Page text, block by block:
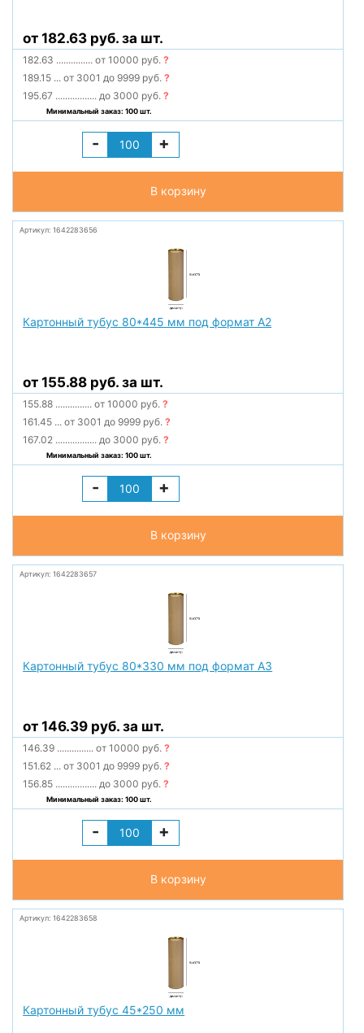
от 182.63 руб. за шт.
182.63 ............... от 10000 руб.?
189.15 ... от 3001 до 9999 руб.?
195.67 ................. до 3000 руб.?
Минимальный заказ: 100 шт.
- +
В корзину
Артикул: 1642283656
Картонный тубус 80*445 мм под формат А2
от 155.88 руб. за шт.
155.88 ............... от 10000 руб.?
161.45 ... от 3001 до 9999 руб.?
167.02 ................. до 3000 руб.?
Минимальный заказ: 100 шт.
- +
В корзину
Артикул: 1642283657
Картонный тубус 80*330 мм под формат А3
от 146.39 руб. за шт.
146.39 ............... от 10000 руб.?
151.62 ... от 3001 до 9999 руб.?
156.85 ................. до 3000 руб.?
Минимальный заказ: 100 шт.
- +
В корзину
Артикул: 1642283658
Картонный тубус 45*250 мм